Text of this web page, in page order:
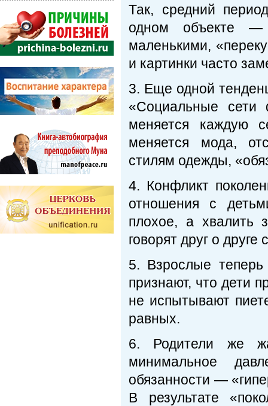
Так, средний
одном объекте —
маленькими,
и картинки часто
3. Еще одной
«Социальные
меняется каждую
меняется мода,
стилям одежды,
4. Конфликт
отношения с
плохое, а хвалить
говорят друг о
5. Взрослые
признают, что дети
не испытывают
равных.
6. Родители же
минимальное
обязанности —
В результате